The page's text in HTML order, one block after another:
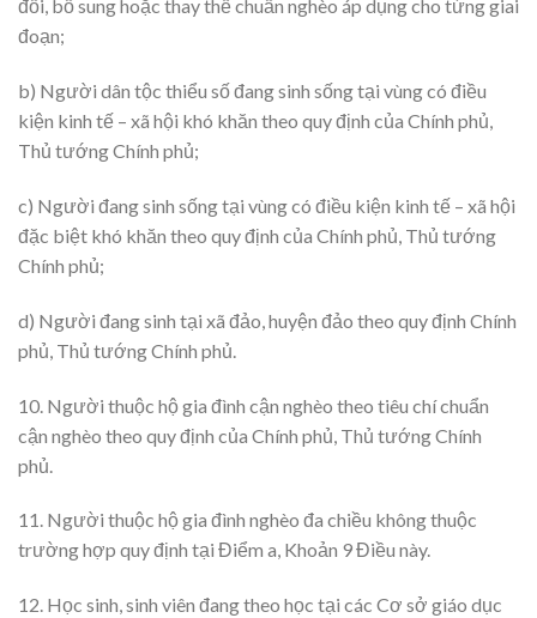
đổi, bổ sung hoặc thay thế chuẩn nghèo áp dụng cho từng giai
đoạn;
b) Người dân tộc thiểu số đang sinh sống tại vùng có điều
kiện kinh tế – xã hội khó khăn theo quy định của Chính phủ,
Thủ tướng Chính phủ;
c) Người đang sinh sống tại vùng có điều kiện kinh tế – xã hội
đặc biệt khó khăn theo quy định của Chính phủ, Thủ tướng
Chính phủ;
d) Người đang sinh tại xã đảo, huyện đảo theo quy định Chính
phủ, Thủ tướng Chính phủ.
10. Người thuộc hộ gia đình cận nghèo theo tiêu chí chuẩn
cận nghèo theo quy định của Chính phủ, Thủ tướng Chính
phủ.
11. Người thuộc hộ gia đình nghèo đa chiều không thuộc
trường hợp quy định tại Điểm a, Khoản 9 Điều này.
12. Học sinh, sinh viên đang theo học tại các Cơ sở giáo dục